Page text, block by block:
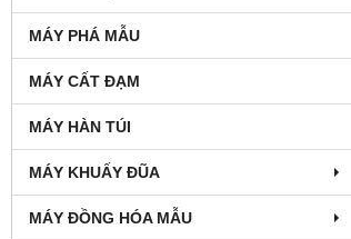
MÁY PHÁ MẪU
MÁY CẤT ĐẠM
MÁY HÀN TÚI
MÁY KHUẤY ĐŨA
MÁY ĐỒNG HÓA MẪU